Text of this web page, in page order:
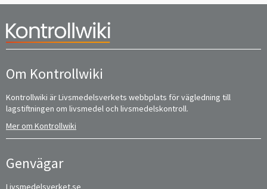
Om Kontrollwiki
Kontrollwiki är Livsmedelsverkets webbplats för vägledning till
lagstiftningen om livsmedel och livsmedelskontroll.
Mer om Kontrollwiki
Genvägar
Livsmedelsverket.se